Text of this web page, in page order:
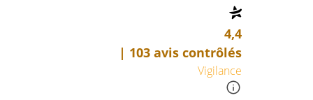
4,4
| 103 avis contrôlés
Vigilance